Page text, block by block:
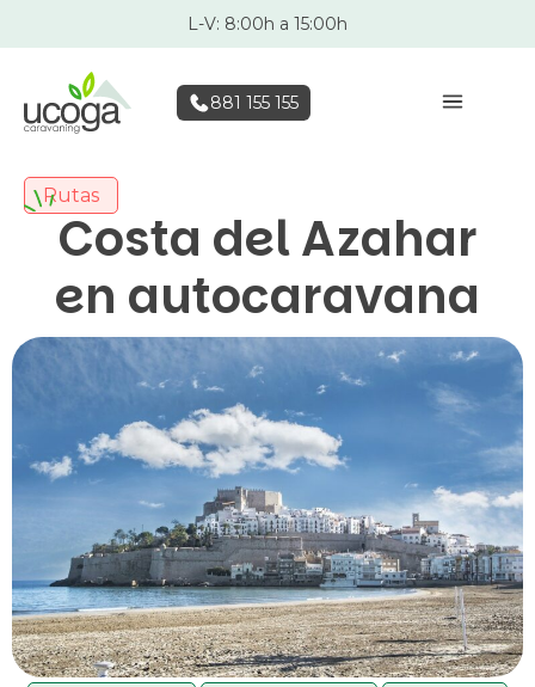
L-V: 8:00h a 15:00h
881 155 155
Rutas
Costa del Azahar
en autocaravana